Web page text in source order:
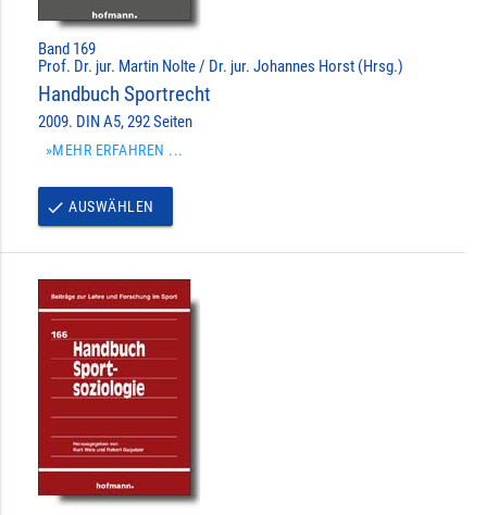
Band 169
Prof. Dr. jur. Martin Nolte / Dr. jur. Johannes Horst (Hrsg.)
Handbuch Sportrecht
2009. DIN A5, 292 Seiten
»MEHR ERFAHREN ...
done AUSWÄHLEN